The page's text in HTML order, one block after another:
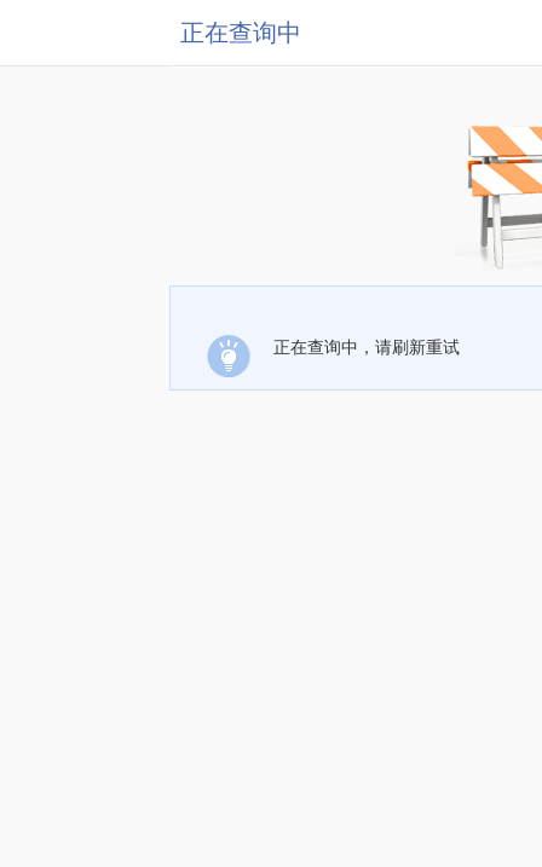
正在查询中
正在查询中，请刷新重试